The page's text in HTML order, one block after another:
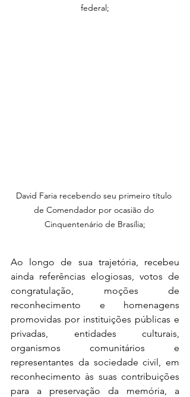
federal;
David Faria recebendo seu primeiro título
de Comendador por ocasião do
Cinquentenário de Brasília;
Ao longo de sua trajetória, recebeu
ainda referências elogiosas, votos de
congratulação, moções de
reconhecimento e homenagens
promovidas por instituições públicas e
privadas, entidades culturais,
organismos comunitários e
representantes da sociedade civil, em
reconhecimento às suas contribuições
para a preservação da memória, a